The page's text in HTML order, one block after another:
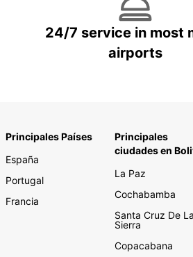
24/7 service in most
airports
Principales Países
España
Portugal
Francia
Principales
ciudades en
La Paz
Cochabamba
Santa Cruz De La
Sierra
Copacabana